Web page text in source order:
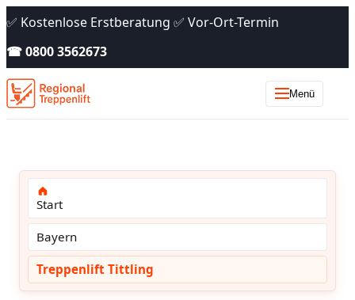
✅ Kostenlose Erstberatung ✅ Vor-Ort-Termin
☎ 0800 3562673
Menü
Start
Bayern
Treppenlift Tittling